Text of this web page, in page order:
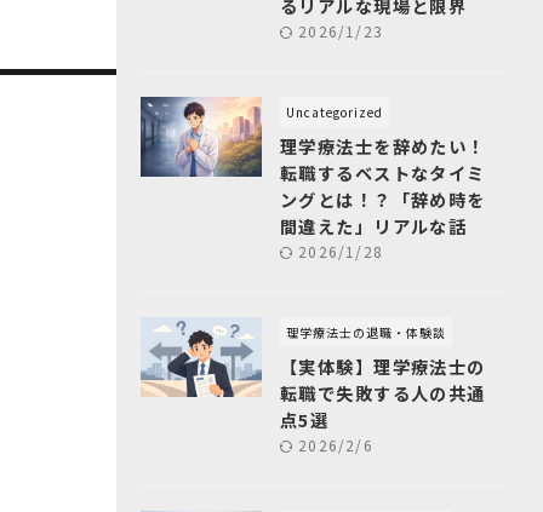
るリアルな現場と限界
2026/1/23
Uncategorized
理学療法士を辞めたい！
転職するベストなタイミ
ングとは！？「辞め時を
間違えた」リアルな話
2026/1/28
理学療法士の退職・体験談
【実体験】理学療法士の
転職で失敗する人の共通
点5選
2026/2/6